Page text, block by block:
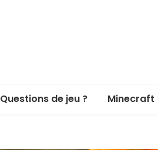
Questions de jeu ? Minecraft